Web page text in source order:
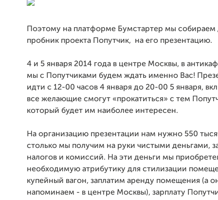
Поэтому на платформе Бумстартер мы собираем
пробник проекта Попутчик, на его презентацию.
4 и 5 января 2014 года в центре Москвы, в
мы с Попутчиками будем ждать именно Вас!
идти с 12-00 часов 4 января до 20-00 5 января,
все желающие смогут «прокатиться» с тем
который будет им наиболее интересен.
На организацию презентации нам нужно 550
столько мы получим на руки чистыми деньгами,
налогов и комиссий. На эти деньги мы
необходимую атрибутику для стилизации
купейный вагон, заплатим аренду помещения (а
напоминаем - в центре Москвы), зарплату